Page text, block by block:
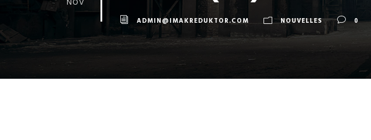
ADMIN@IMAKREDUKTOR.COM NOUVELLES 0